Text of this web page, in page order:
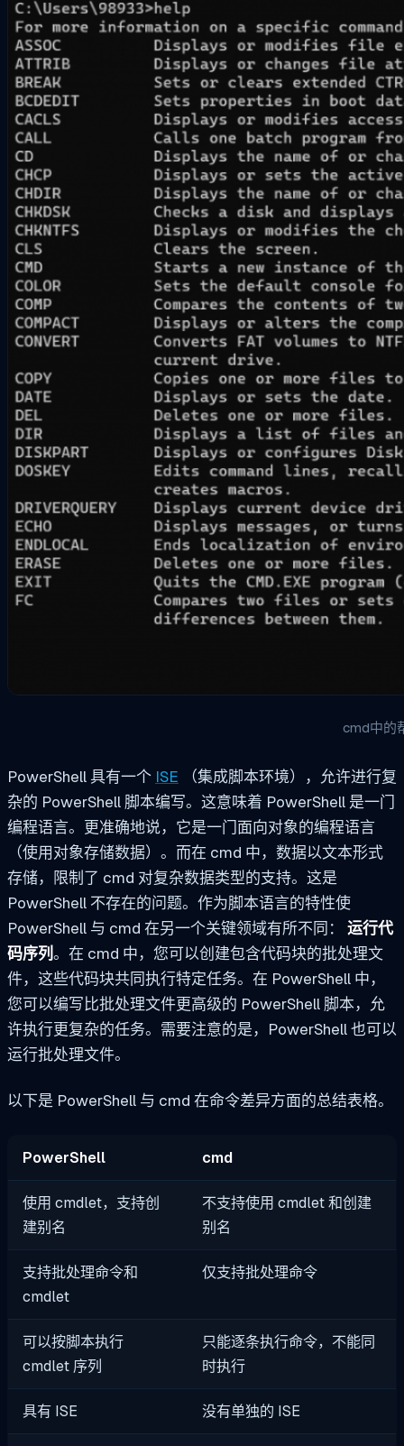
cmd中的
PowerShell 具有一个 ISE （集成脚本环境），允许进行复
杂的 PowerShell 脚本编写。这意味着 PowerShell 是一门
编程语言。更准确地说，它是一门面向对象的编程语言
（使用对象存储数据）。而在 cmd 中，数据以文本形式
存储，限制了 cmd 对复杂数据类型的支持。这是
PowerShell 不存在的问题。作为脚本语言的特性使
PowerShell 与 cmd 在另一个关键领域有所不同： 运行代
码序列。在 cmd 中，您可以创建包含代码块的批处理文
件，这些代码块共同执行特定任务。在 PowerShell 中，
您可以编写比批处理文件更高级的 PowerShell 脚本，允
许执行更复杂的任务。需要注意的是，PowerShell 也可以
运行批处理文件。
以下是 PowerShell 与 cmd 在命令差异方面的总结表格。
PowerShell cmd
使用 cmdlet，支持创
建别名
不支持使用 cmdlet 和创建
别名
支持批处理命令和
cmdlet
仅支持批处理命令
可以按脚本执行
cmdlet 序列
只能逐条执行命令，不能同
时执行
具有 ISE 没有单独的 ISE